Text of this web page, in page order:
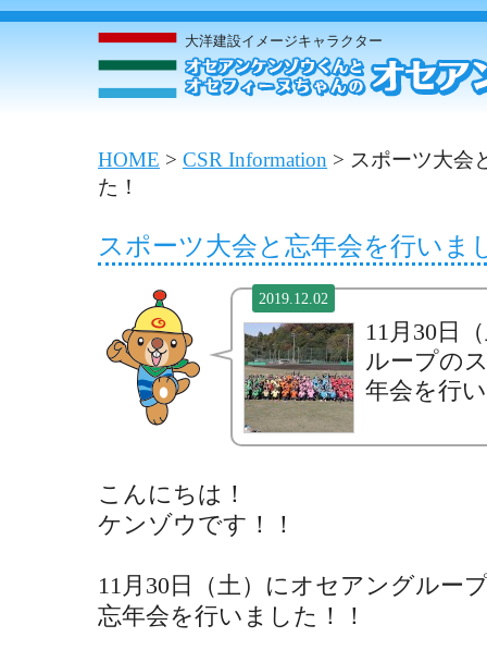
大洋建設イメージキャラクター
HOME > CSR Information > スポーツ大会
た！
スポーツ大会と忘年会を行いま
2019.12.02
11月30日
ループの
年会を行
こんにちは！
ケンゾウです！！
11月30日（土）にオセアングルー
忘年会を行いました！！